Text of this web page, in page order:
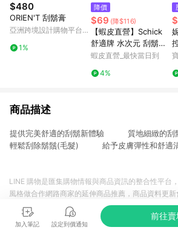
$480
ORIEN'T 刮鬍膏
亞洲跨境設計購物平台
1%
降價
$69 (降$116)
【蝦皮直營】Schick
舒適牌 水次元 刮鬍泡/
洗面刮鬍泡/敏感型/保
蝦皮直營_最快當日到
4%
商品描述
提供完美舒適的刮鬍新體驗 質地細緻的
輕鬆刮除鬍鬚(毛髮) 給予皮膚彈性和舒適
加入筆記 設定到價通知
前往賣
LINE 購物是匯集購物情報與商品資訊的整合性平台
風格做合作網路商家的延伸商品推薦，商品資料更
商品至各合作網路商家，確認現售價與購物條件，
準。